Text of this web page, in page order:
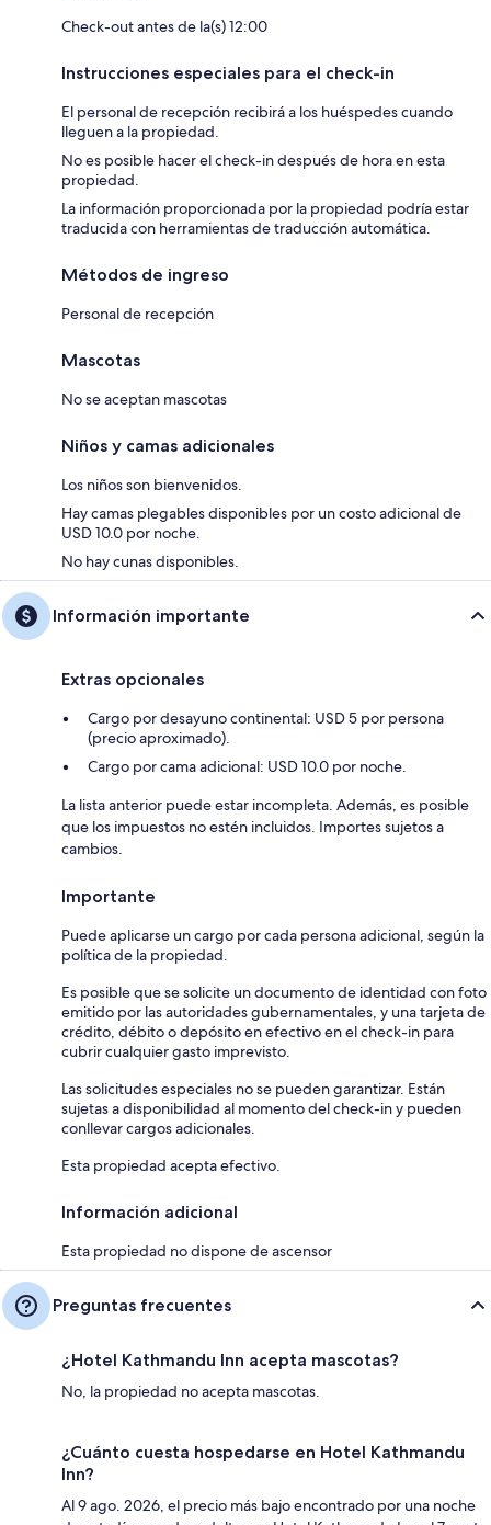
Check-out antes de la(s) 12:00
Instrucciones especiales para el check-in
El personal de recepción recibirá a los huéspedes cuando
lleguen a la propiedad.
No es posible hacer el check-in después de hora en esta
propiedad.
La información proporcionada por la propiedad podría estar
traducida con herramientas de traducción automática.
Métodos de ingreso
Personal de recepción
Mascotas
No se aceptan mascotas
Niños y camas adicionales
Los niños son bienvenidos.
Hay camas plegables disponibles por un costo adicional de
USD 10.0 por noche.
No hay cunas disponibles.
Información importante
Extras opcionales
Cargo por desayuno continental: USD 5 por persona
(precio aproximado).
Cargo por cama adicional: USD 10.0 por noche.
La lista anterior puede estar incompleta. Además, es posible
que los impuestos no estén incluidos. Importes sujetos a
cambios.
Importante
Puede aplicarse un cargo por cada persona adicional, según la
política de la propiedad.
Es posible que se solicite un documento de identidad con foto
emitido por las autoridades gubernamentales, y una tarjeta de
crédito, débito o depósito en efectivo en el check-in para
cubrir cualquier gasto imprevisto.
Las solicitudes especiales no se pueden garantizar. Están
sujetas a disponibilidad al momento del check-in y pueden
conllevar cargos adicionales.
Esta propiedad acepta efectivo.
Información adicional
Esta propiedad no dispone de ascensor
Preguntas frecuentes
¿Hotel Kathmandu Inn acepta mascotas?
No, la propiedad no acepta mascotas.
¿Cuánto cuesta hospedarse en Hotel Kathmandu
Inn?
Al 9 ago. 2026, el precio más bajo encontrado por una noche